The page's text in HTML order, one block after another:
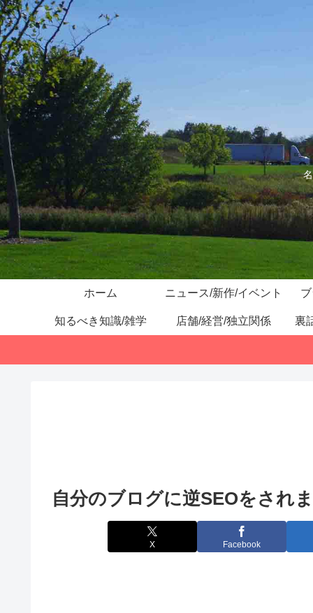
ホーム ニュース/新作/イベント
知るべき知識/雑学 店舗/経営/独立関係 裏
自分のブログに逆SEOをされ
X Facebook